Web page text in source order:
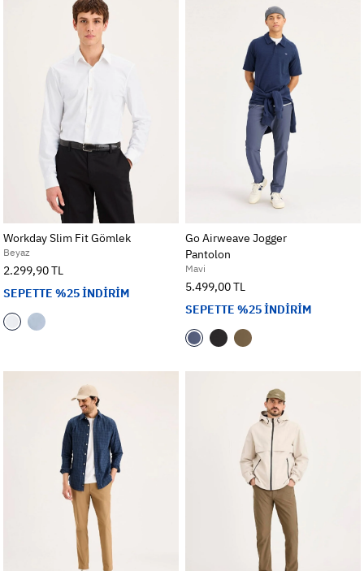
Workday Slim Fit Gömlek
Beyaz
2.299,90 TL
SEPETTE %25 İNDİRİM
Go Airweave Jogger
Pantolon
Mavi
5.499,00 TL
SEPETTE %25 İNDİRİM